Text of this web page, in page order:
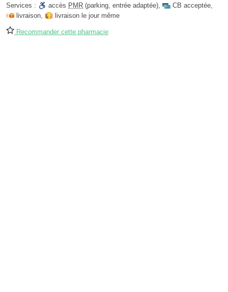
Services :
accès PMR (parking, entrée adaptée), CB acceptée,
livraison, livraison le jour même
Recommander cette pharmacie